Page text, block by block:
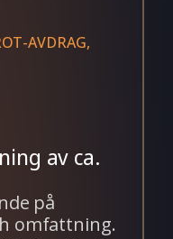
AVDRAG,
av ca.
på
omfattning.